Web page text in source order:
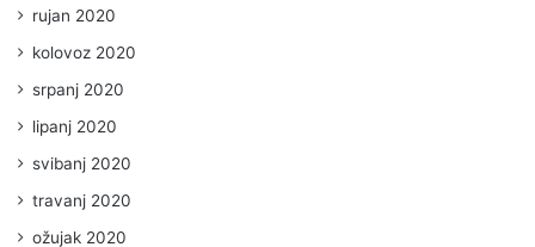
rujan 2020
kolovoz 2020
srpanj 2020
lipanj 2020
svibanj 2020
travanj 2020
ožujak 2020